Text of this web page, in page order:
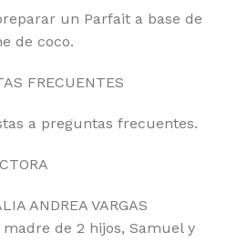
un Parfait a base de
de coco.
FRECUENTES
a preguntas frecuentes.
ANDREA VARGAS
madre de 2 hijos, Samuel y